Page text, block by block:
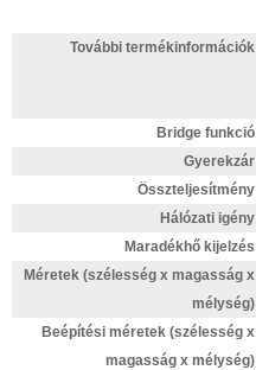
További termékinformációk
Bridge funkció
Gyerekzár
Összteljesítmény
Hálózati igény
Maradékhő kijelzés
Méretek (szélesség x magasság x
mélység)
Beépítési méretek (szélesség x
magasság x mélység)